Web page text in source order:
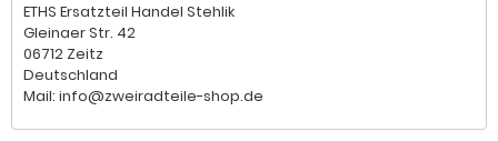
ETHS Ersatzteil Handel Stehlik
Gleinaer Str. 42
06712 Zeitz
Deutschland
Mail: info@zweiradteile-shop.de